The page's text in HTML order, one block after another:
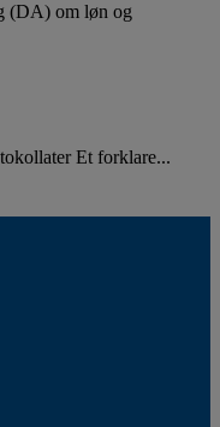
(DA) om løn og
Et forklare...